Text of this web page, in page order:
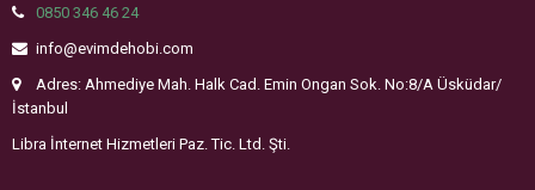
0850 346 46 24
info@evimdehobi.com
Adres: Ahmediye Mah. Halk Cad. Emin Ongan Sok. No:8/A Üsküdar/
İstanbul
Libra İnternet Hizmetleri Paz. Tic. Ltd. Şti.